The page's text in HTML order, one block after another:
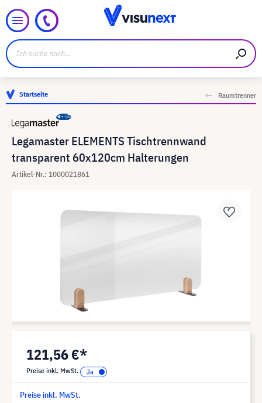
Startseite Raumtrenner
Legamaster ELEMENTS Tischtrennwand
transparent 60x120cm Halterungen
Artikel-Nr.: 1000021861
121,56 €*
Preise inkl. MwSt.
Preise inkl. MwSt.